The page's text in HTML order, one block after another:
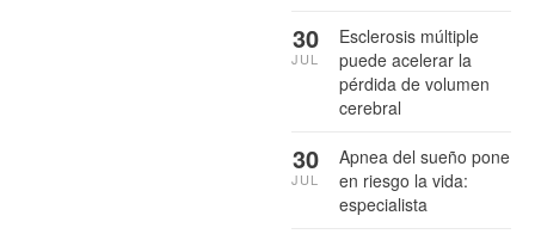
Esclerosis múltiple
puede acelerar la
pérdida de volumen
cerebral
30
JUL
Apnea del sueño pone
en riesgo la vida:
especialista
30
JUL